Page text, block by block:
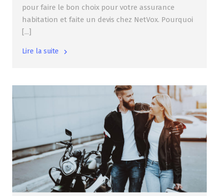
pour faire le bon choix pour votre assurance
habitation et faite un devis chez NetVox. Pourquoi
[...]
Lire la suite